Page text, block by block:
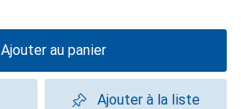
Ajouter au panier
Ajouter à la liste